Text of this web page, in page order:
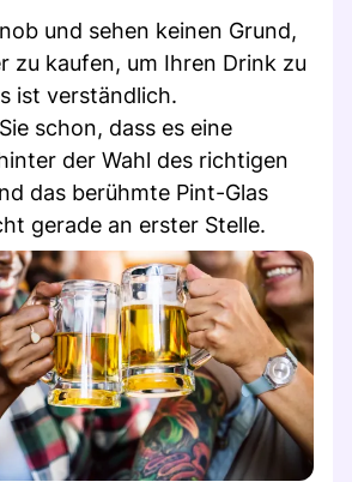
und sehen keinen Grund,
zu kaufen, um Ihren Drink zu
ist verständlich.
schon, dass es eine
der Wahl des richtigen
das berühmte Pint-Glas
gerade an erster Stelle.